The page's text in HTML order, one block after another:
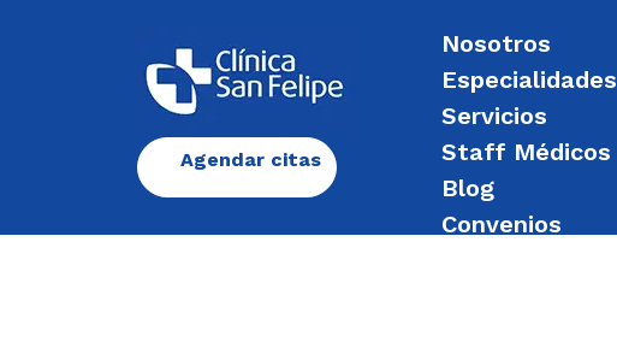
Agendar citas
Nosotros
Especialidades
Servicios
Staff Médicos
Blog
Convenios